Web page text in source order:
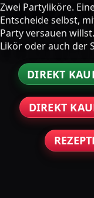
Zwei Partyliköre.
Entscheide selbst,
Party versauen
Likör oder auch der
DIREKT
DIREKT